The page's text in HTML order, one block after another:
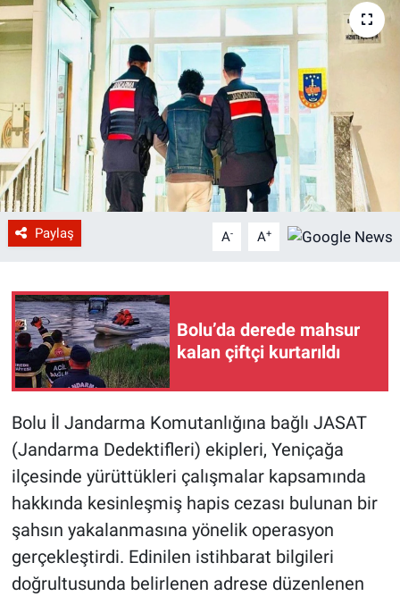
Paylaş A- A+
Bolu’da derede mahsur
kalan çiftçi kurtarıldı
Bolu İl Jandarma Komutanlığına bağlı JASAT
(Jandarma Dedektifleri) ekipleri, Yeniçağa
ilçesinde yürüttükleri çalışmalar kapsamında
hakkında kesinleşmiş hapis cezası bulunan bir
şahsın yakalanmasına yönelik operasyon
gerçekleştirdi. Edinilen istihbarat bilgileri
doğrultusunda belirlenen adrese düzenlenen